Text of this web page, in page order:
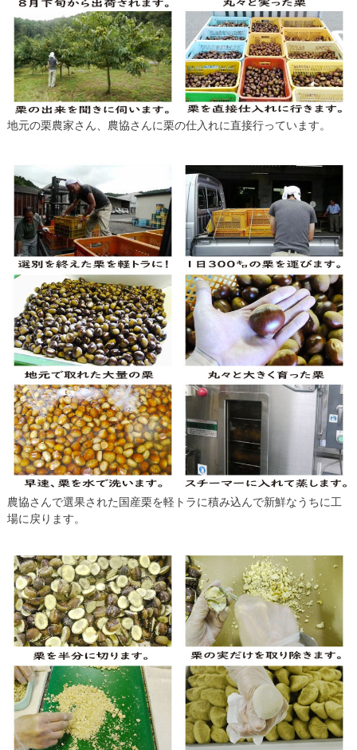
地元の栗農家さん、農協さんに栗の仕入れに直接行っています。
農協さんで選果された国産栗を軽トラに積み込んで新鮮なうちに工
場に戻ります。